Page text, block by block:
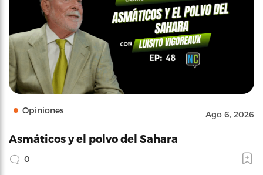
Opiniones Ago 6, 2026
Asmáticos y el polvo del Sahara
0